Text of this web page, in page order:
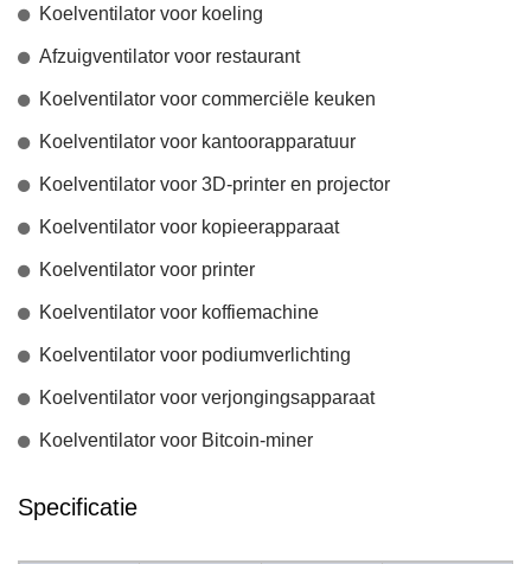
Koelventilator voor koeling
Afzuigventilator voor restaurant
Koelventilator voor commerciële keuken
Koelventilator voor kantoorapparatuur
Koelventilator voor 3D-printer en projector
Koelventilator voor kopieerapparaat
Koelventilator voor printer
Koelventilator voor koffiemachine
Koelventilator voor podiumverlichting
Koelventilator voor verjongingsapparaat
Koelventilator voor Bitcoin-miner
Specificatie